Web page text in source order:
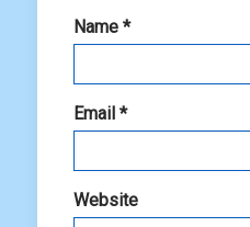
Name *
Email *
Website